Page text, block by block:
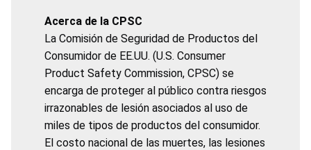
Acerca de la CPSC
La Comisión de Seguridad de Productos del
Consumidor de EE.UU. (U.S. Consumer
Product Safety Commission, CPSC) se
encarga de proteger al público contra riesgos
irrazonables de lesión asociados al uso de
miles de tipos de productos del consumidor.
El costo nacional de las muertes, las lesiones